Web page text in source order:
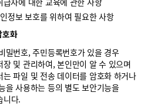
정보 보호를 위하여 필요한 사항
호화
밀번호, 주민등록번호가 있을 경우
장 및 관리하여, 본인만이 알 수 있으며
는 파일 및 전송 데이터를 암호화 하거나
을 사용하는 등의 별도 보안기능을
니다.